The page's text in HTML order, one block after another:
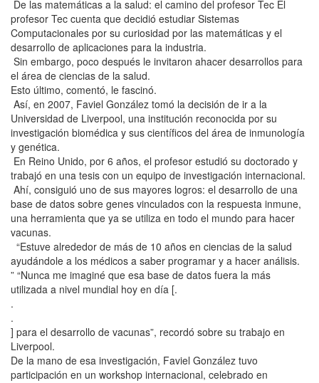
De las matemáticas a la salud: el camino del profesor Tec El
profesor Tec cuenta que decidió estudiar Sistemas
Computacionales por su curiosidad por las matemáticas y el
desarrollo de aplicaciones para la industria.
Sin embargo, poco después le invitaron ahacer desarrollos para
el área de ciencias de la salud.
Esto último, comentó, le fascinó.
Así, en 2007, Faviel González tomó la decisión de ir a la
Universidad de Liverpool, una institución reconocida por su
investigación biomédica y sus científicos del área de inmunología
y genética.
En Reino Unido, por 6 años, el profesor estudió su doctorado y
trabajó en una tesis con un equipo de investigación internacional.
Ahí, consiguió uno de sus mayores logros: el desarrollo de una
base de datos sobre genes vinculados con la respuesta inmune,
una herramienta que ya se utiliza en todo el mundo para hacer
vacunas.
“Estuve alrededor de más de 10 años en ciencias de la salud
ayudándole a los médicos a saber programar y a hacer análisis.
” “Nunca me imaginé que esa base de datos fuera la más
utilizada a nivel mundial hoy en día [.
.
.
] para el desarrollo de vacunas”, recordó sobre su trabajo en
Liverpool.
De la mano de esa investigación, Faviel González tuvo
participación en un workshop internacional, celebrado en